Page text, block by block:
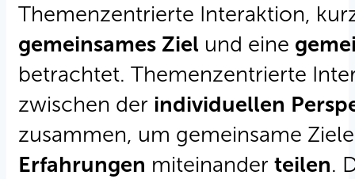
Themenzentrierte Interaktion,
gemeinsames Ziel und eine
betrachtet. Themenzentrierte
zwischen der individuellen
zusammen, um gemeinsame
Erfahrungen miteinander teilen.